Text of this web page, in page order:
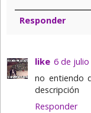
Responder
like 6 de julio
no entiendo
descripción
Responder